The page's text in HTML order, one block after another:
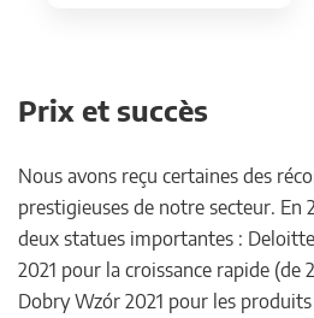
Prix et succès
Nous avons reçu certaines des
prestigieuses de notre secteur. En
deux statues importantes :
2021 pour la croissance rapide (de
Dobry Wzór 2021 pour les